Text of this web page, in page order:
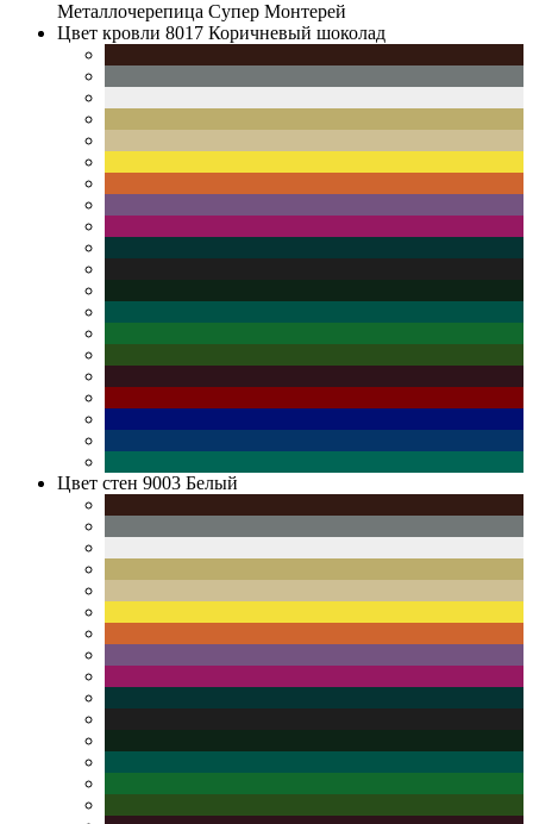
Металлочерепица Супер Монтерей
Цвет кровли 8017 Коричневый шоколад
Цвет стен 9003 Белый